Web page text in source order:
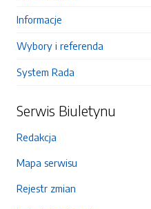
Informacje
Wybory i referenda
System Rada
Serwis Biuletynu
Redakcja
Mapa serwisu
Rejestr zmian